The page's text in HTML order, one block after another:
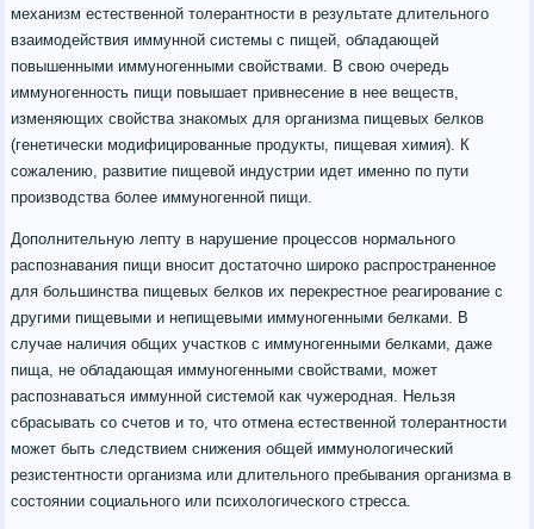
механизм естественной толерантности в результате длительного
взаимодействия иммунной системы с пищей, обладающей
повышенными иммуногенными свойствами. В свою очередь
иммуногенность пищи повышает привнесение в нее веществ,
изменяющих свойства знакомых для организма пищевых белков
(генетически модифицированные продукты, пищевая химия). К
сожалению, развитие пищевой индустрии идет именно по пути
производства более иммуногенной пищи.
Дополнительную лепту в нарушение процессов нормального
распознавания пищи вносит достаточно широко распространенное
для большинства пищевых белков их перекрестное реагирование с
другими пищевыми и непищевыми иммуногенными белками. В
случае наличия общих участков с иммуногенными белками, даже
пища, не обладающая иммуногенными свойствами, может
распознаваться иммунной системой как чужеродная. Нельзя
сбрасывать со счетов и то, что отмена естественной толерантности
может быть следствием снижения общей иммунологический
резистентности организма или длительного пребывания организма в
состоянии социального или психологического стресса.